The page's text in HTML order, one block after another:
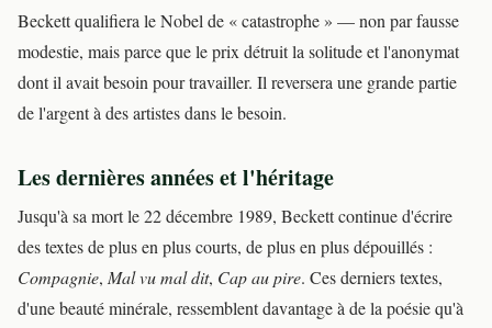
Beckett qualifiera le Nobel de « catastrophe » — non par fausse
modestie, mais parce que le prix détruit la solitude et l'anonymat
dont il avait besoin pour travailler. Il reversera une grande partie
de l'argent à des artistes dans le besoin.
Les dernières années et l'héritage
Jusqu'à sa mort le 22 décembre 1989, Beckett continue d'écrire
des textes de plus en plus courts, de plus en plus dépouillés :
Compagnie, Mal vu mal dit, Cap au pire. Ces derniers textes,
d'une beauté minérale, ressemblent davantage à de la poésie qu'à